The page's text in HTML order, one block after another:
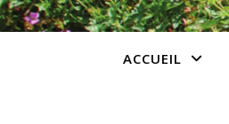
ACCUEIL